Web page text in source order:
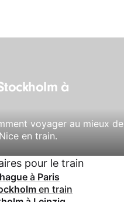
à
voyager au mieux de
en train.
pour le train
à Paris
en train